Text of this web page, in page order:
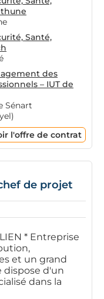
Santé,
des
– IUT de
Sénart
l'offre de contrat
de projet
* Entreprise
et un grand
dispose d'un
dans la